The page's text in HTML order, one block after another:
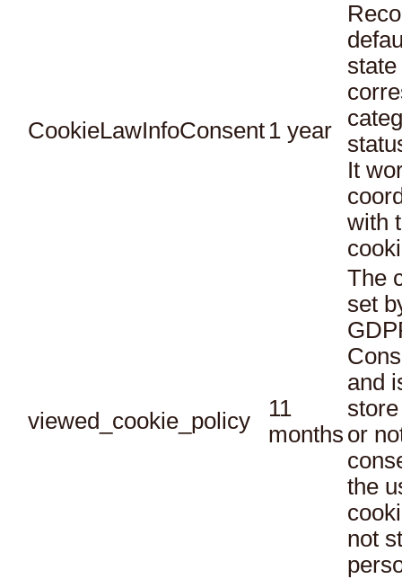
CookieLawInfoConsent 1 year
It
with
viewed_cookie_policy
11
months
The
set
and
or
the
not